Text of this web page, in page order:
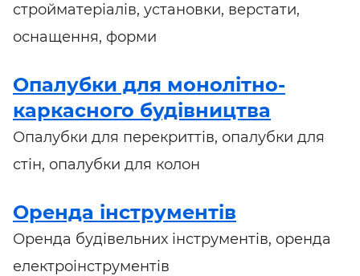
стройматеріалів, установки, верстати,
оснащення, форми
Опалубки для монолітно-
каркасного будівництва
Опалубки для перекриттів, опалубки для
стін, опалубки для колон
Оренда інструментів
Оренда будівельних інструментів, оренда
електроінструментів